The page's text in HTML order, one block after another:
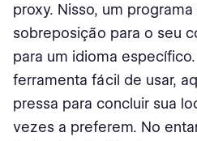
proxy. Nisso, um programa
sobreposição para o seu
para um idioma
ferramenta fácil de usar,
pressa para concluir sua
vezes a preferem. No